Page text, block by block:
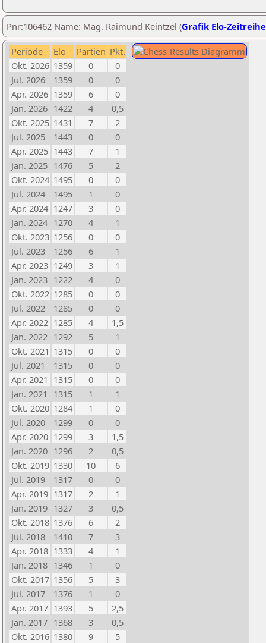
Pnr:106462 Name: Mag. Raimund Keintzel (Grafik Elo-Zeitreihe
Periode Elo Partien Pkt.
Okt. 2026 1359 0
0
Jul. 2026
1359 0
0
Apr. 2026 1359 6
0
Jan. 2026 1422 4
0,5
Okt. 2025 1431 7
2
Jul. 2025
1443 0
0
Apr. 2025 1443 7
1
Jan. 2025 1476 5
2
Okt. 2024 1495 0
0
Jul. 2024
1495 1
0
Apr. 2024 1247 3
0
Jan. 2024 1270 4
1
Okt. 2023 1256 0
0
Jul. 2023
1256 6
1
Apr. 2023 1249 3
1
Jan. 2023 1222 4
0
Okt. 2022 1285 0
0
Jul. 2022
1285 0
0
Apr. 2022 1285 4
1,5
Jan. 2022 1292 5
1
Okt. 2021 1315 0
0
Jul. 2021
1315 0
0
Apr. 2021 1315 0
0
Jan. 2021
1315 1
1
Okt. 2020 1284 1
0
Jul. 2020
1299 0
0
Apr. 2020 1299 3
1,5
Jan. 2020 1296 2
0,5
Okt. 2019 1330 10
6
Jul. 2019
1317 0
0
Apr. 2019 1317 2
1
Jan. 2019 1327 3
0,5
Okt. 2018 1376 6
2
Jul. 2018
1410 7
3
Apr. 2018 1333 4
1
Jan. 2018 1346 1
0
Okt. 2017 1356 5
3
Jul. 2017
1376 1
0
Apr. 2017 1393 5
2,5
Jan. 2017 1368 3
0,5
Okt. 2016 1380 9
5